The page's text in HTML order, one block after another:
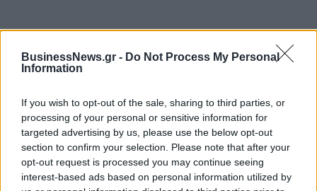
BusinessNews.gr - Do Not Process My Personal
Information
If you wish to opt-out of the sale, sharing to third parties, or
processing of your personal or sensitive information for
targeted advertising by us, please use the below opt-out
section to confirm your selection. Please note that after your
opt-out request is processed you may continue seeing
interest-based ads based on personal information utilized by
ΡΟΗ ΕΙΔΗΣΕΩΝ
Κορυφώνεται η έξοδος του Αυγούστου – Πάνω από
56.000 επιβάτες αναχωρούν σήμερα από τα